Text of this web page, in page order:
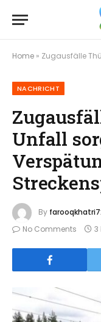
Home » Zugausfälle Thüringen:
NACHRICHT
Unfall
By
No Comments
3